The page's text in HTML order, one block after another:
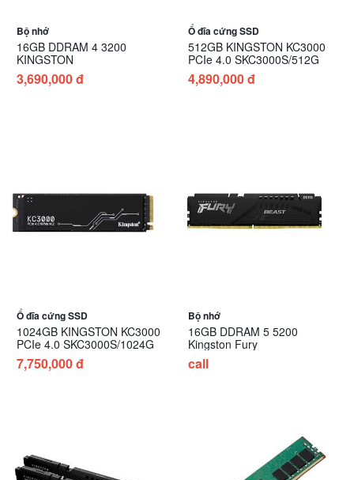
Bộ nhớ
16GB DDRAM 4 3200
KINGSTON
3,690,000 đ
Ổ đĩa cứng SSD
512GB KINGSTON KC3000
PCIe 4.0 SKC3000S/512G
4,890,000 đ
Ổ đĩa cứng SSD
1024GB KINGSTON KC3000
PCIe 4.0 SKC3000S/1024G
7,750,000 đ
Bộ nhớ
16GB DDRAM 5 5200
Kingston Fury
call